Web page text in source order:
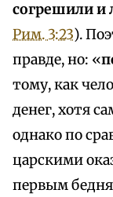
согрешили
Рим. 3:23).
правде, но: «
тому, как
денег, хотя
однако по
царскими
первым